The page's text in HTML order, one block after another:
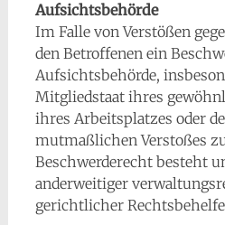
Aufsichtsbehörde
Im Falle von Verstößen
den Betroffenen ein
Aufsichtsbehörde,
Mitgliedstaat ihres
ihres Arbeitsplatzes oder
mutmaßlichen Verstoßes
Beschwerderecht besteht
anderweitiger
gerichtlicher